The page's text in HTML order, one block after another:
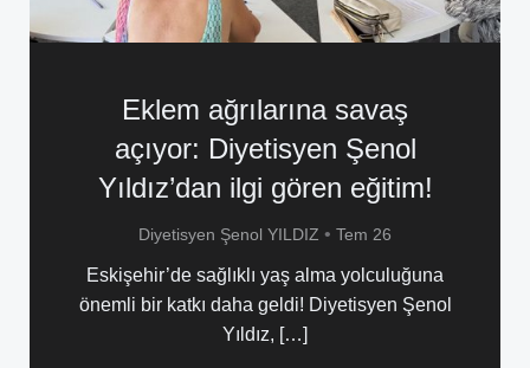
Eklem ağrılarına savaş
açıyor: Diyetisyen Şenol
Yıldız’dan ilgi gören eğitim!
Diyetisyen Şenol YILDIZ • Tem 26
Eskişehir’de sağlıklı yaş alma yolculuğuna
önemli bir katkı daha geldi! Diyetisyen Şenol
Yıldız, […]